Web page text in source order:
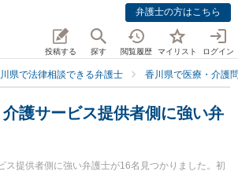
弁護士の方はこちら
投稿する 探す 閲覧履歴 マイリスト ログイン
県で法律相談できる弁護士 香川県で医療・介護
護サービス提供者側に強い弁
ス提供者側に強い弁護士が16名見つかりました。初